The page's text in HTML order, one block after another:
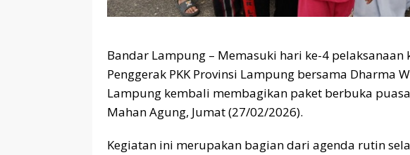
Bandar Lampung – Memasuki hari ke-4
Penggerak PKK Provinsi Lampung bersama Dharma
Lampung kembali membagikan paket berbuka
Mahan Agung, Jumat (27/02/2026).
Kegiatan ini merupakan bagian dari agenda rutin